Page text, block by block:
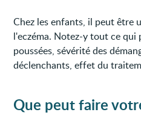
Chez les enfants, il peut être
l'eczéma. Notez-y tout ce qui
poussées, sévérité des
déclenchants, effet du
Que peut faire